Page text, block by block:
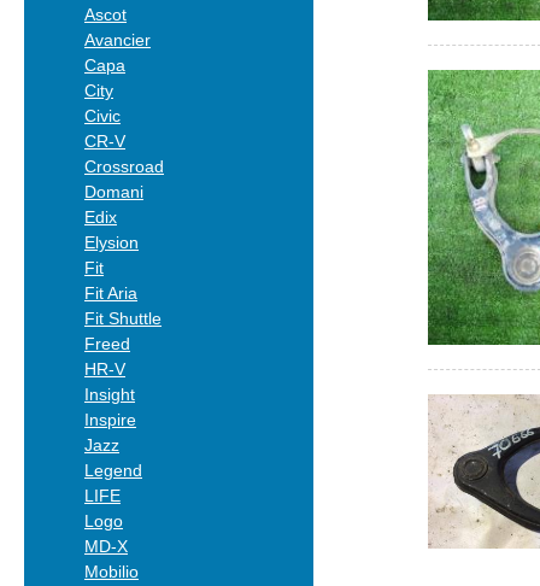
Ascot
Avancier
Capa
City
Civic
CR-V
Crossroad
Domani
Edix
Elysion
Fit
Fit Aria
Fit Shuttle
Freed
HR-V
Insight
Inspire
Jazz
Legend
LIFE
Logo
MD-X
Mobilio